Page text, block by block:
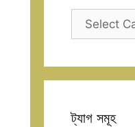
ক্যাটাগরি
ট্যাগ সমূহ